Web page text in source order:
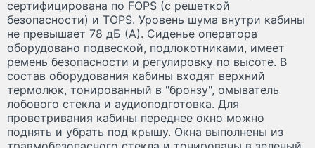
сертифицирована по FOPS (с решеткой
безопасности) и TOPS. Уровень шума внутри кабины
не превышает 78 дБ (А). Сиденье оператора
оборудовано подвеской, подлокотниками, имеет
ремень безопасности и регулировку по высоте. В
состав оборудования кабины входят верхний
термолюк, тонированный в "бронзу", омыватель
лобового стекла и аудиоподготовка. Для
проветривания кабины переднее окно можно
поднять и убрать под крышу. Окна выполнены из